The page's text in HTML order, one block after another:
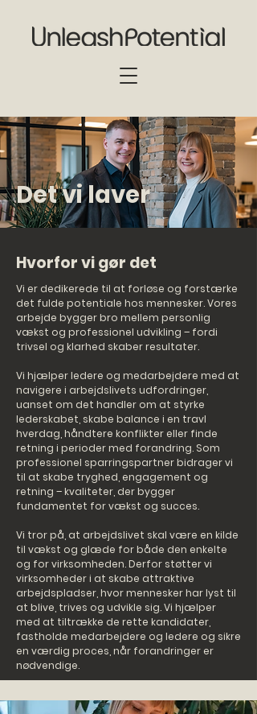
Det vi laver
Hvorfor vi gør det
Vi er dedikerede til at forløse og forstærke
det fulde potentiale hos mennesker. Vores
arbejde bygger bro mellem personlig
vækst og professionel udvikling – fordi
trivsel og klarhed skaber resultater.
Vi hjælper ledere og medarbejdere med at
navigere i arbejdslivets udfordringer,
uanset om det handler om at styrke
lederskabet, skabe balance i en travl
hverdag, håndtere konflikter eller finde
retning i perioder med forandring. Som
professionel sparringspartner bidrager vi
til at skabe tryghed, engagement og
retning – kvaliteter, der bygger
fundamentet for vækst og succes.
Vi tror på, at arbejdslivet skal være en kilde
til vækst og glæde for både den enkelte
og for virksomheden. Derfor støtter vi
virksomheder i at skabe attraktive
arbejdspladser, hvor mennesker har lyst til
at blive, trives og udvikle sig. Vi hjælper
med at tiltrække de rette kandidater,
fastholde medarbejdere og ledere og sikre
en værdig proces, når forandringer er
nødvendige.